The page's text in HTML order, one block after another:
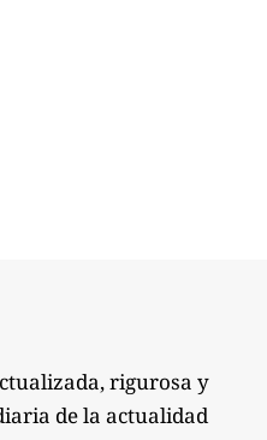
rigurosa y
de la actualidad